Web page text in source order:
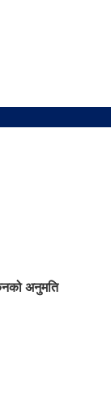
अनुमति